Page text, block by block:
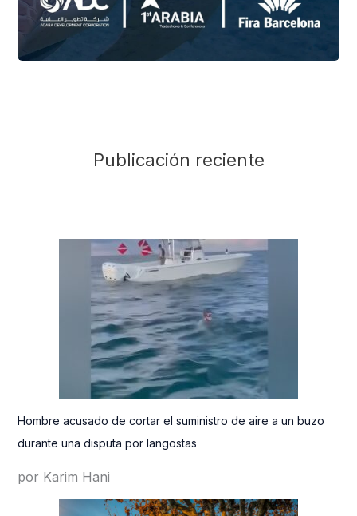
Publicación reciente
Hombre acusado de cortar el suministro de aire a un buzo
durante una disputa por langostas
por Karim Hani